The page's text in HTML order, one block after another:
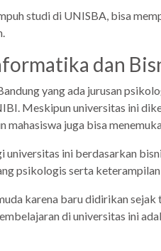
studi di UNISBA, bisa
dan
yang ada jurusan
Meskipun universitas ini
mahasiswa juga bisa
ini berdasarkan
psikologis serta
karena baru didirikan sejak
di universitas ini